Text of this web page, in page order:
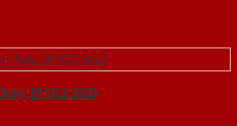
2P1G2-SGD